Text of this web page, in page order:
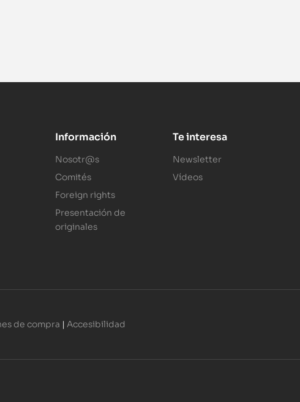
Información
Nosotr@s
Comités
Foreign rights
Presentación de
originales
Te interesa
Newsletter
Vídeos
de compra | Accesibilidad